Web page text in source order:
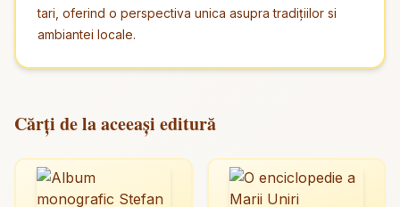
tari, oferind o perspectiva unica asupra tradiţiilor si
ambiantei locale.
Cărți de la aceeași editură